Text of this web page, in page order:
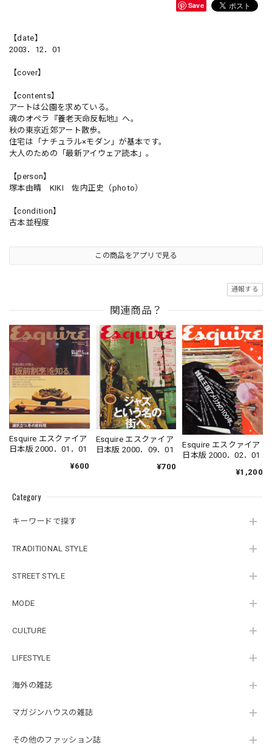
Category
キーワードで探す
TRADITIONAL STYLE
STREET STYLE
MODE
CULTURE
LIFESTYLE
海外の雑誌
マガジンハウスの雑誌
その他のファッション誌
Save
【date】
2003．12．01
【cover】
【contents】
アートは公園を求めている。
魂のオペラ『養老天命反転地』へ。
秋の東京近郊アート散歩。
住宅は「ナチュラル×モダン」が基本です。
大人のための「最新アイウェア読本」。
【person】
塚本由晴 KIKI 佐内正史（photo）
【condition】
古本並程度
この商品をアプリで見る
通報する
関連商品？
Esquire エスクァイア
日本版 2000．01．01
¥600
Esquire エスクァイア
日本版 2000．09．01
¥700
Esquire エスクァイア
日本版 2000．02．01
¥1,200